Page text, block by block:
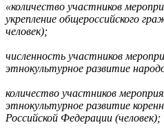
«количество участников
укрепление общероссийского
человек);
численность участников
этнокультурное развитие
количество участников
этнокультурное развитие
Российской Федерации (человек);